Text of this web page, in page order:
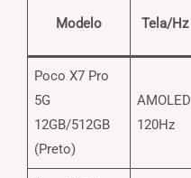
Modelo Tela/Hz
Poco X7 Pro
5G
12GB/512GB
(Preto)
AMOLED
120Hz